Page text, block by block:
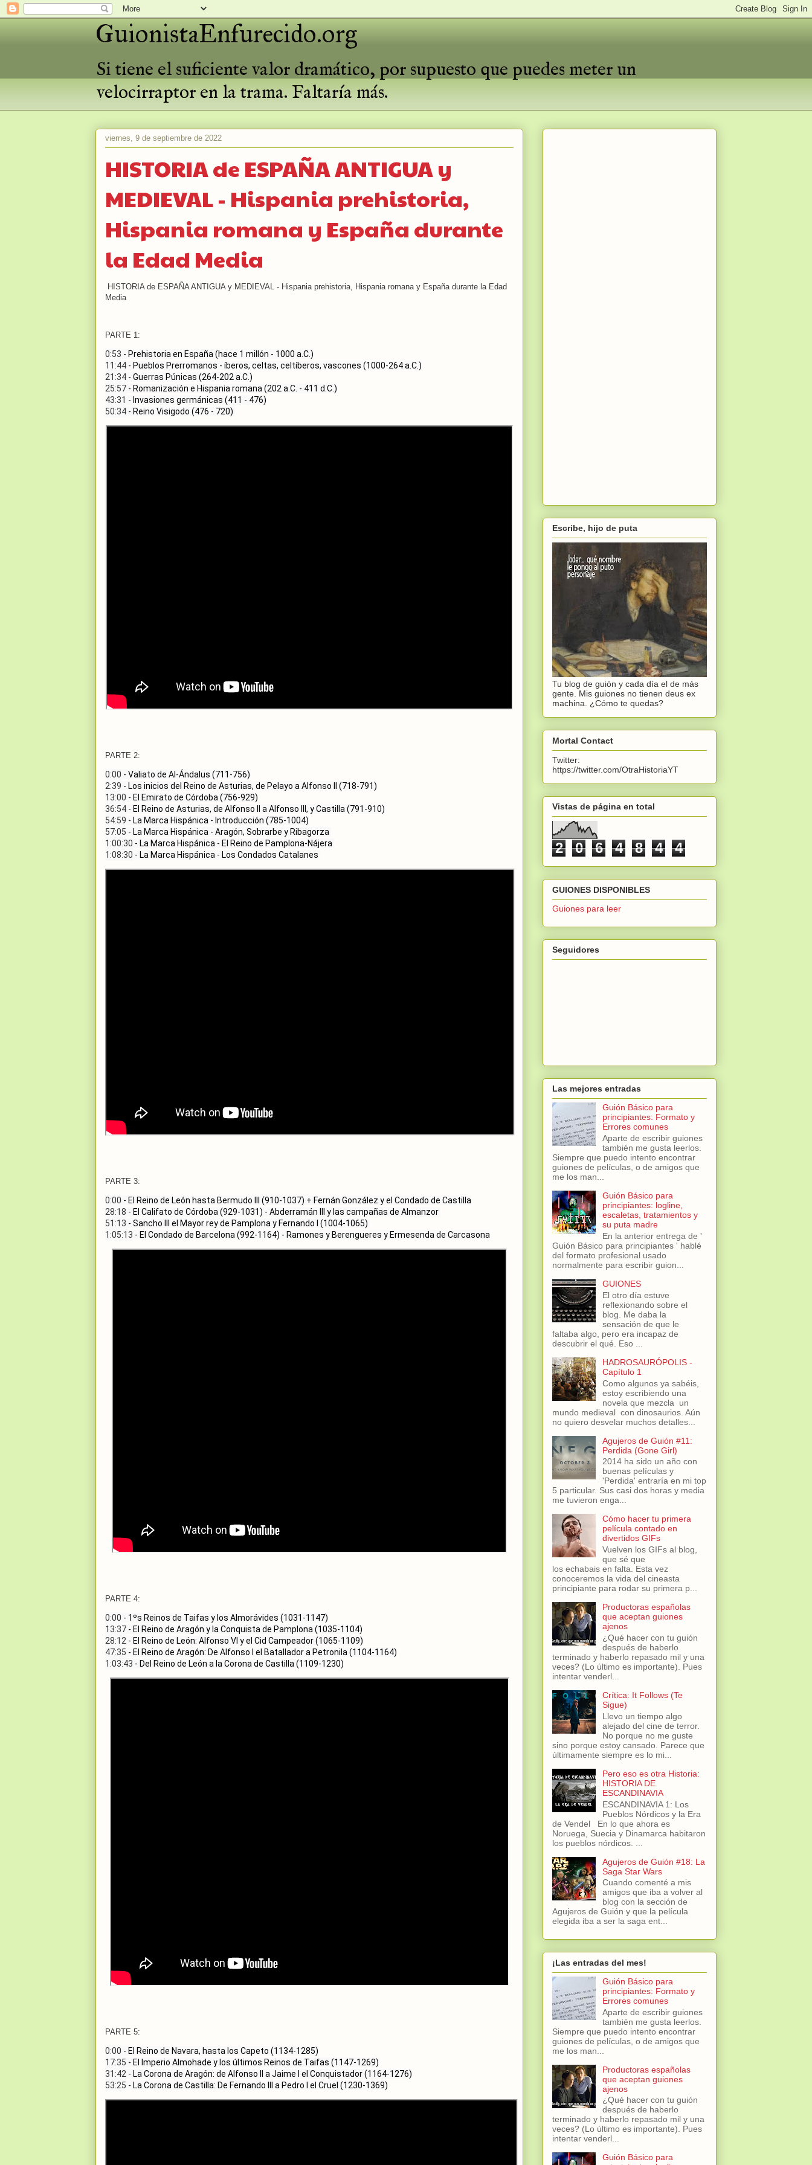
GuionistaEnfurecido.org
Si tiene el suficiente valor dramático, por supuesto que puedes meter un
velocirraptor en la trama. Faltaría más.
viernes, 9 de septiembre de 2022
HISTORIA de ESPAÑA ANTIGUA y
MEDIEVAL - Hispania prehistoria,
Hispania romana y España durante
la Edad Media
HISTORIA de ESPAÑA ANTIGUA y MEDIEVAL - Hispania prehistoria, Hispania romana y España durante la Edad
Media
PARTE 1:
0:53
11:44
21:34
25:57
43:31
50:34 - Reino Visigodo (476 - 720)
PARTE 2:
0:00
2:39
13:00
36:54
54:59
57:05
1:00:30
1:08:30 - La Marca Hispánica - Los Condados Catalanes
PARTE 3:
0:00
28:18
51:13
1:05:13 - El Condado de Barcelona (992-1164) - Ramones y Berengueres y Ermesenda de Carcasona
PARTE 4:
0:00
13:37
28:12
47:35
1:03:43 - Del Reino de León a la Corona de Castilla (1109-1230)
PARTE 5:
0:00
17:35
31:42
53:25 - La Corona de Castilla: De Fernando III a Pedro I el Cruel (1230-1369)
Escribe, hijo de puta
Tu blog de guión y cada día el de más
gente. Mis guiones no tienen deus ex
machina. ¿Cómo te quedas?
Mortal Contact
Twitter:
https://twitter.com/OtraHistoriaYT
Vistas de página en total
2 0 6 4 8 4 4
GUIONES DISPONIBLES
Guiones para leer
Seguidores
Las mejores entradas
Guión Básico para
principiantes: Formato y
Errores comunes
Aparte de escribir guiones
también me gusta leerlos.
Siempre que puedo intento encontrar
guiones de películas, o de amigos que
me los man...
Guión Básico para
principiantes: logline,
escaletas, tratamientos y
su puta madre
En la anterior entrega de '
Guión Básico para principiantes ' hablé
del formato profesional usado
normalmente para escribir guion...
GUIONES
El otro día estuve
reflexionando sobre el
blog. Me daba la
sensación de que le
faltaba algo, pero era incapaz de
descubrir el qué. Eso ...
HADROSAURÓPOLIS -
Capítulo 1
Como algunos ya sabéis,
estoy escribiendo una
novela que mezcla un
mundo medieval con dinosaurios. Aún
no quiero desvelar muchos detalles...
Agujeros de Guión #11:
Perdida (Gone Girl)
2014 ha sido un año con
buenas películas y
'Perdida' entraría en mi top
5 particular. Sus casi dos horas y media
me tuvieron enga...
Cómo hacer tu primera
película contado en
divertidos GIFs
Vuelven los GIFs al blog,
que sé que
los echabais en falta. Esta vez
conoceremos la vida del cineasta
principiante para rodar su primera p...
Productoras españolas
que aceptan guiones
ajenos
¿Qué hacer con tu guión
después de haberlo
terminado y haberlo repasado mil y una
veces? (Lo último es importante). Pues
intentar venderl...
Crítica: It Follows (Te
Sigue)
Llevo un tiempo algo
alejado del cine de terror.
No porque no me guste
sino porque estoy cansado. Parece que
últimamente siempre es lo mi...
Pero eso es otra Historia:
HISTORIA DE
ESCANDINAVIA
ESCANDINAVIA 1: Los
Pueblos Nórdicos y la Era
de Vendel En lo que ahora es
Noruega, Suecia y Dinamarca habitaron
los pueblos nórdicos. ...
Agujeros de Guión #18: La
Saga Star Wars
Cuando comenté a mis
amigos que iba a volver al
blog con la sección de
Agujeros de Guión y que la película
elegida iba a ser la saga ent...
¡Las entradas del mes!
Guión Básico para
principiantes: Formato y
Errores comunes
Aparte de escribir guiones
también me gusta leerlos.
Siempre que puedo intento encontrar
guiones de películas, o de amigos que
me los man...
Productoras españolas
que aceptan guiones
ajenos
¿Qué hacer con tu guión
después de haberlo
terminado y haberlo repasado mil y una
veces? (Lo último es importante). Pues
intentar venderl...
Guión Básico para